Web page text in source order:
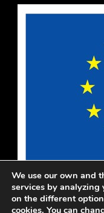
We use our own and
services by
on the different
cookies. You can